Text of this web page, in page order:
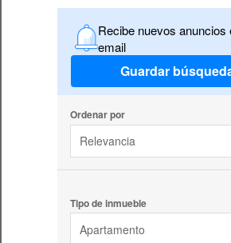
Recibe nuevos anuncios
email
Guardar
Ordenar por
Relevancia
Tipo de inmueble
Apartamento